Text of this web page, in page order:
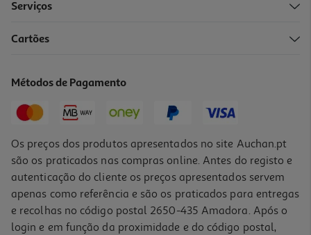
Serviços
Cartões
Métodos de Pagamento
Os preços dos produtos apresentados no site Auchan.pt
são os praticados nas compras online. Antes do registo e
autenticação do cliente os preços apresentados servem
apenas como referência e são os praticados para entregas
e recolhas no código postal 2650-435 Amadora. Após o
login e em função da proximidade e do código postal,